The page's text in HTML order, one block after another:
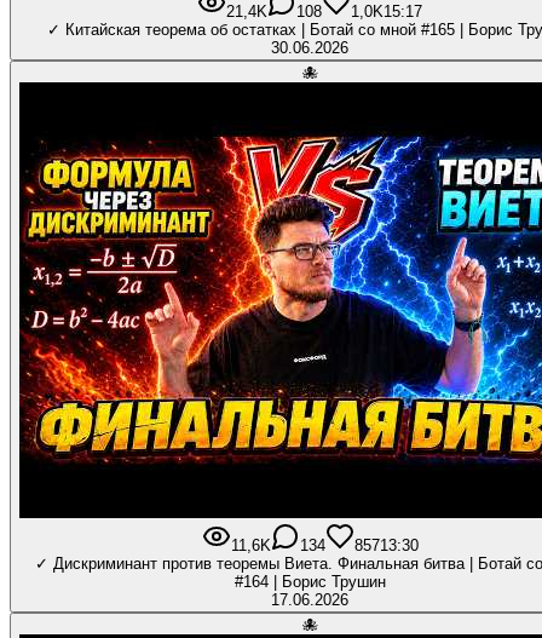
21,4K 108 1,0K15:17
✓ Китайская теорема об остатках | Ботай со мной #165 | Борис
30.06.2026
🐙
11,6K 134 85713:30
✓ Дискриминант против теоремы Виета. Финальная битва | Ботай
#164 | Борис Трушин
17.06.2026
🐙